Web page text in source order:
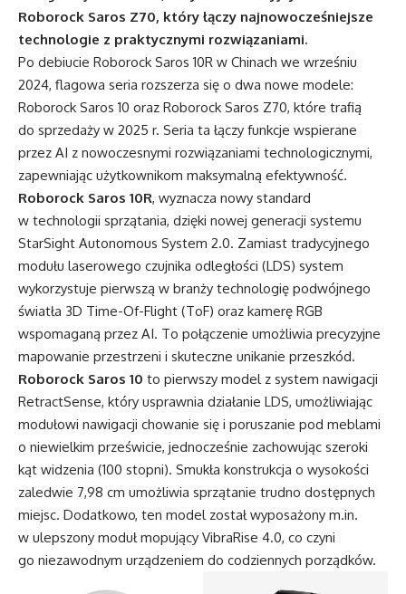
Roborock Saros Z70, który łączy najnowocześniejsze
technologie z praktycznymi rozwiązaniami.
Po debiucie Roborock Saros 10R w Chinach we wrześniu
2024, flagowa seria rozszerza się o dwa nowe modele:
Roborock Saros 10 oraz Roborock Saros Z70, które trafią
do sprzedaży w 2025 r. Seria ta łączy funkcje wspierane
przez AI z nowoczesnymi rozwiązaniami technologicznymi,
zapewniając użytkownikom maksymalną efektywność.
Roborock Saros 10R, wyznacza nowy standard
w technologii sprzątania, dzięki nowej generacji systemu
StarSight Autonomous System 2.0. Zamiast tradycyjnego
modułu laserowego czujnika odległości (LDS) system
wykorzystuje pierwszą w branży technologię podwójnego
światła 3D Time-Of-Flight (ToF) oraz kamerę RGB
wspomaganą przez AI. To połączenie umożliwia precyzyjne
mapowanie przestrzeni i skuteczne unikanie przeszkód.
Roborock Saros 10 to pierwszy model z system nawigacji
RetractSense, który usprawnia działanie LDS, umożliwiając
modułowi nawigacji chowanie się i poruszanie pod meblami
o niewielkim prześwicie, jednocześnie zachowując szeroki
kąt widzenia (100 stopni). Smukła konstrukcja o wysokości
zaledwie 7,98 cm umożliwia sprzątanie trudno dostępnych
miejsc. Dodatkowo, ten model został wyposażony m.in.
w ulepszony moduł mopujący VibraRise 4.0, co czyni
go niezawodnym urządzeniem do codziennych porządków.